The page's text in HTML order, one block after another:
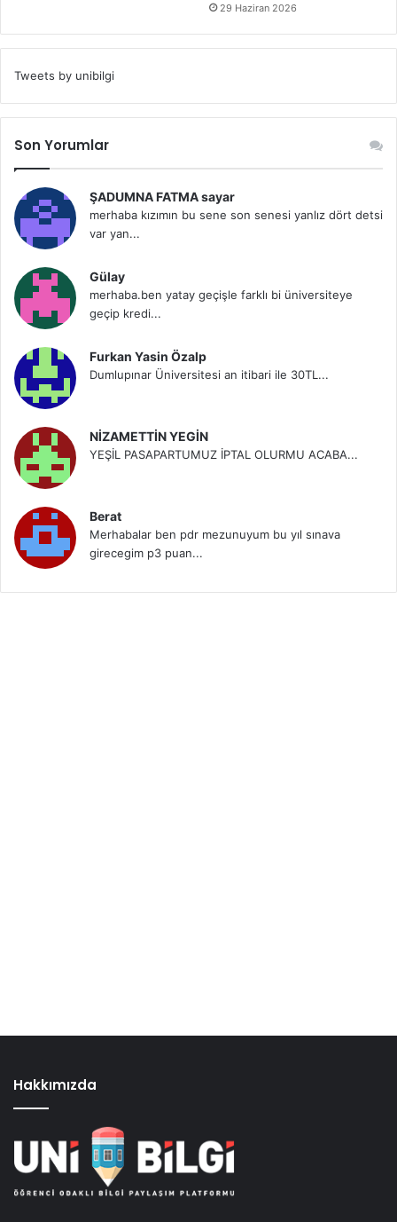
29 Haziran 2026
Tweets by unibilgi
Son Yorumlar
ŞADUMNA FATMA sayar
merhaba kızımın bu sene son senesi yanlız dört detsi
var yan...
Gülay
merhaba.ben yatay geçişle farklı bi üniversiteye
geçip kredi...
Furkan Yasin Özalp
Dumlupınar Üniversitesi an itibari ile 30TL...
NİZAMETTİN YEGİN
YEŞİL PASAPARTUMUZ İPTAL OLURMU ACABA...
Berat
Merhabalar ben pdr mezunuyum bu yıl sınava
girecegim p3 puan...
Hakkımızda